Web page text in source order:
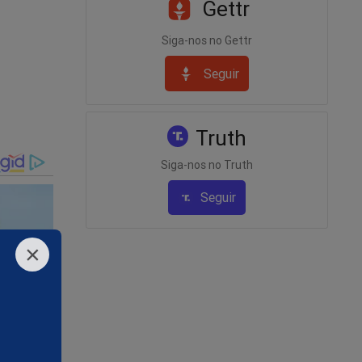
×
Gettr
Siga-nos no Gettr
Seguir
Truth
Siga-nos no Truth
Seguir